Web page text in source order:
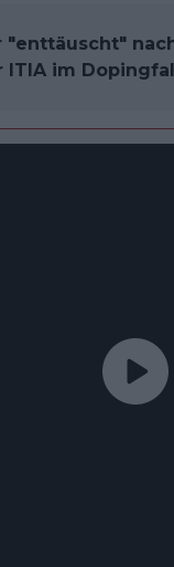
"enttäuscht"
ITIA im